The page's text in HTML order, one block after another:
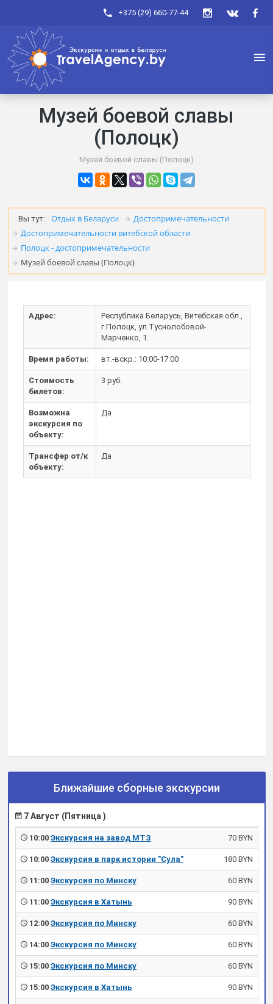
+375 (29) 660-77-44
Музей боевой славы
(Полоцк)
Музей боевой славы (Полоцк)
Вы тут: Отдых в Беларуси
Достопримечательности
Достопримечательности витебской области
Полоцк - достопримечательности
Музей боевой славы (Полоцк)
Адрес:
Республика Беларусь, Витебская обл.,
г.Полоцк, ул.Туснолобовой-
Марченко, 1.
Время работы: вт.-вскр.: 10:00-17:00
Стоимость
билетов:
3 руб.
Возможна
экскурсия по
объекту:
Да
Трансфер от/к
объекту:
Да
Ближайшие сборные экскурсии
7 Август (Пятница )
10:00 Экскурсия на завод МТЗ 70 BYN
10:00 Экскурсия в парк истории "Сула" 180 BYN
11:00 Экскурсия по Минску 60 BYN
11:00 Экскурсия в Хатынь 90 BYN
12:00 Экскурсия по Минску 60 BYN
14:00 Экскурсия по Минску 60 BYN
15:00 Экскурсия по Минску 60 BYN
15:00 Экскурсия в Хатынь 90 BYN